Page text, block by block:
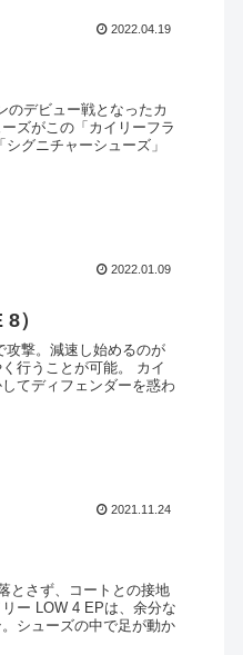
2022.04.19
のデビュー戦となったカ
ズがこの「カイリーフラ
グニチャーシューズ」
2022.01.09
）
攻撃。減速し始めるのが
行うことが可能。 カイ
てディフェンダーを惑わ
2021.11.24
とさず、コートとの接地
ー LOW 4 EPは、余分な
シューズの中で足が動か